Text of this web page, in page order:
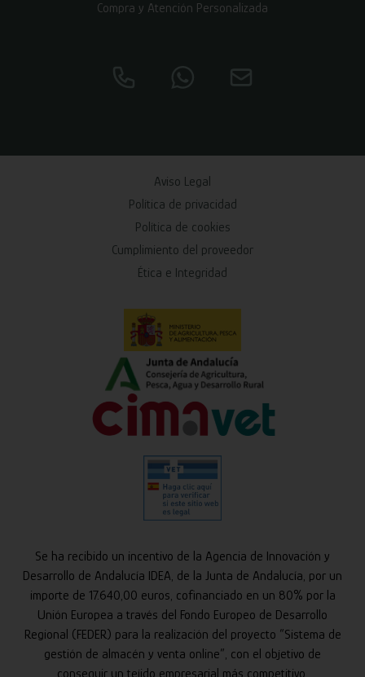
Compra y Atención Personalizada
Aviso Legal
Política de privacidad
Política de cookies
Cumplimiento del proveedor
Ética e Integridad
Se ha recibido un incentivo de la Agencia de Innovación y
Desarrollo de Andalucía IDEA, de la Junta de Andalucía, por un
importe de 17.640,00 euros, cofinanciado en un 80% por la
Unión Europea a través del Fondo Europeo de Desarrollo
Regional (FEDER) para la realización del proyecto “Sistema de
gestión de almacén y venta online”, con el objetivo de
conseguir un tejido empresarial más competitivo.